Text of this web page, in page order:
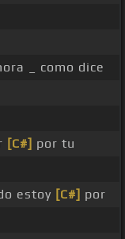
_ como dice
[C#] por tu
estoy [C#] por